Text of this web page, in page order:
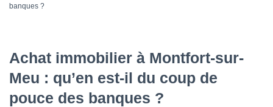
Notre agence
Guide de l'immo
banques ?
Achat immobilier à Montfort-sur-
Meu : qu’en est-il du coup de
pouce des banques ?